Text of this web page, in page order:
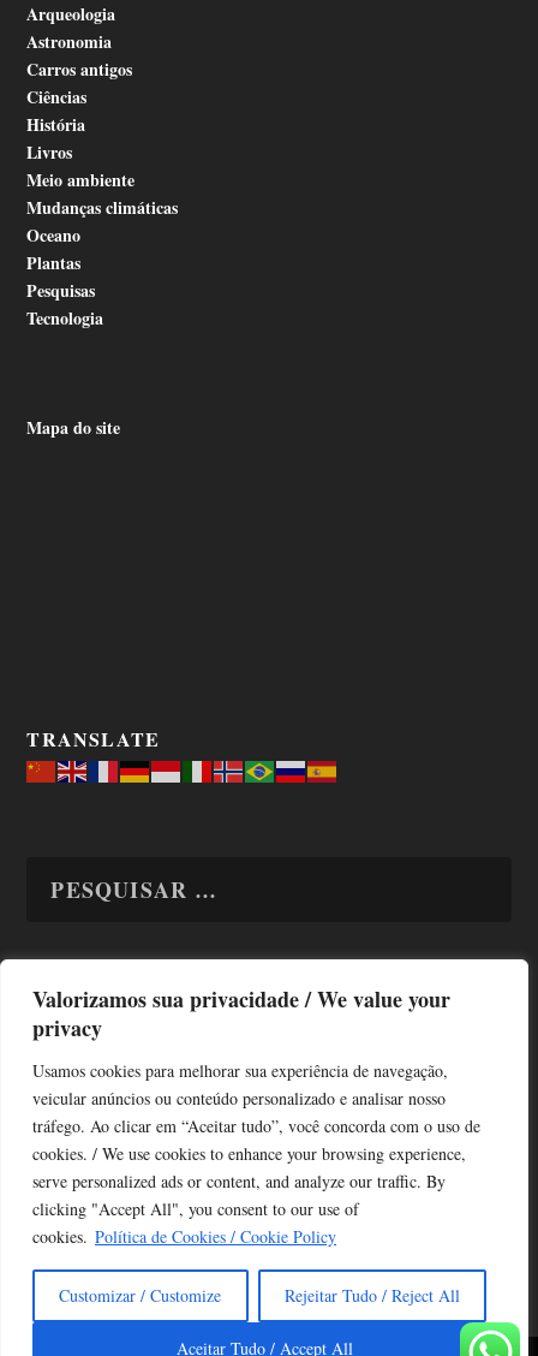
Valorizamos sua privacidade / We value your
privacy
Usamos cookies para melhorar sua experiência de navegação,
veicular anúncios ou conteúdo personalizado e analisar nosso
tráfego. Ao clicar em “Aceitar tudo”, você concorda com o uso de
cookies. / We use cookies to enhance your browsing experience,
serve personalized ads or content, and analyze our traffic. By
clicking "Accept All", you consent to our use of
cookies. Política de Cookies / Cookie Policy
Customizar / Customize Rejeitar Tudo / Reject All
Aceitar Tudo / Accept All
Arqueologia
Astronomia
Carros antigos
Ciências
História
Livros
Meio ambiente
Mudanças climáticas
Oceano
Plantas
Pesquisas
Tecnologia
Mapa do site
TRANSLATE
TODAS OS ASSUNTOS
Copyright © Alô Tatuapé 2013 / 2026
Desenvolvido por ALOSP MKT DIGITAL